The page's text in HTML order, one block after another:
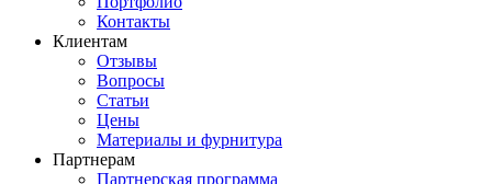
Контакты
Клиентам
Отзывы
Вопросы
Статьи
Цены
Материалы и фурнитура
Партнерам
Партнерская программа